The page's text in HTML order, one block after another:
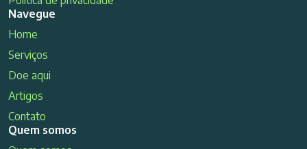
Navegue
Home
Serviços
Doe aqui
Artigos
Contato
Quem somos